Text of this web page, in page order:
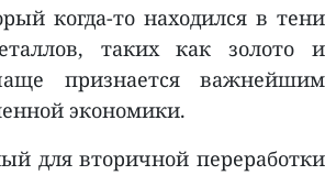
когда-то находился в тени
таких как золото и
признается важнейшим
экономики.
для вторичной переработки